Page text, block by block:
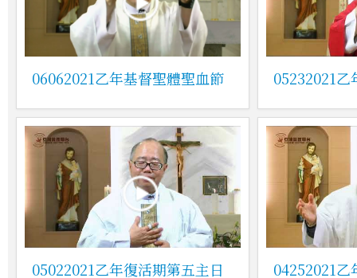
06062021乙年基督聖體聖血節 05232021乙
05022021乙年復活期第五主日 04252021乙